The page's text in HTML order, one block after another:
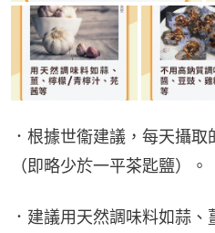
．根據世衞建議，每天攝
（即略少於一平茶匙鹽）。
．建議用天然調味料如蒜